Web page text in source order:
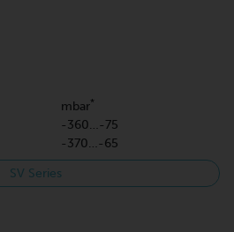
mbar*
-360…-75
-370…-65
SV Series